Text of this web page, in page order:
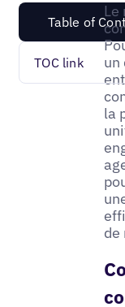
Table of
TOC link
un
la
de